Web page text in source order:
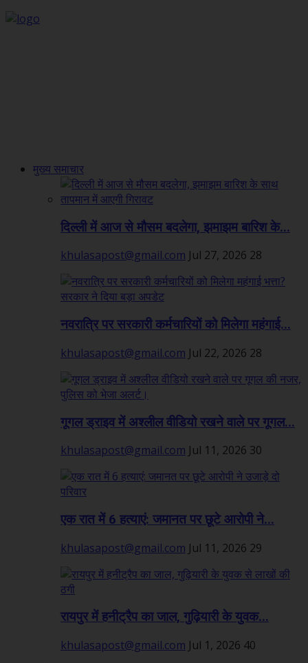
मुख्य समाचार
दिल्ली में आज से मौसम बदलेगा, झमाझम बारिश के...
khulasapost@gmail.com Jul 27, 2026 28
नवरात्रि पर सरकारी कर्मचारियों को मिलेगा महंगाई...
khulasapost@gmail.com Jul 22, 2026 28
गूगल ड्राइव में अश्लील वीडियो रखने वाले पर गूगल...
khulasapost@gmail.com Jul 11, 2026 30
एक रात में 6 हत्याएं: जमानत पर छूटे आरोपी ने...
khulasapost@gmail.com Jul 11, 2026 29
रायपुर में हनीट्रैप का जाल, गुढ़ियारी के युवक...
khulasapost@gmail.com Jul 1, 2026 40